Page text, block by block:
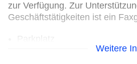
zur Verfügung. Zur
Geschäftstätigkeiten ist ein
Check-in von: 15:00:00Weitere